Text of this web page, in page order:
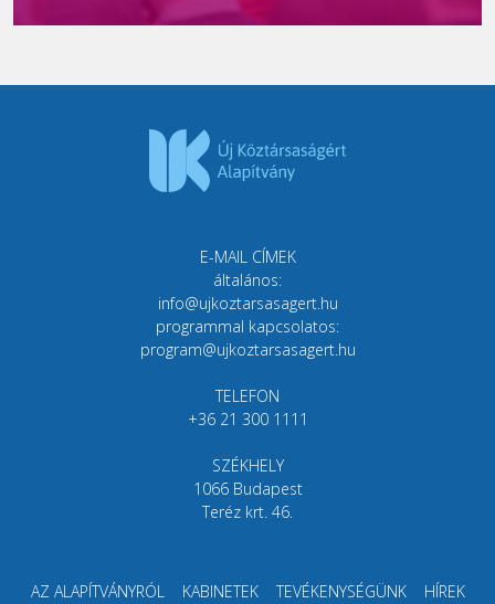
E-MAIL CÍMEK
általános:
info@ujkoztarsasagert.hu
programmal kapcsolatos:
program@ujkoztarsasagert.hu
TELEFON
+36 21 300 1111
SZÉKHELY
1066 Budapest
Teréz krt. 46.
AZ ALAPÍTVÁNYRÓL KABINETEK TEVÉKENYSÉGÜNK HÍREK